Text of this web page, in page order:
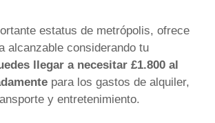
estatus de metrópolis, ofrece
alcanzable considerando tu
llegar a necesitar £1.800 al
para los gastos de alquiler,
y entretenimiento.